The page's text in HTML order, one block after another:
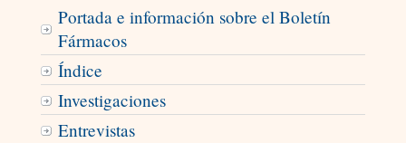
Portada e información sobre el Boletín
Fármacos
Índice
Investigaciones
Entrevistas